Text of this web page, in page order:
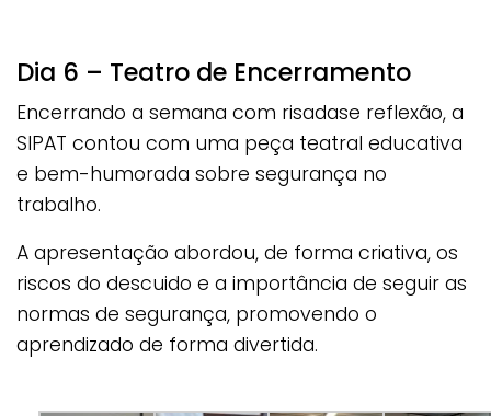
Dia 6 – Teatro de Encerramento
Encerrando a semana com risadase reflexão, a
SIPAT contou com uma peça teatral educativa
e bem-humorada sobre segurança no
trabalho.
A apresentação abordou, de forma criativa, os
riscos do descuido e a importância de seguir as
normas de segurança, promovendo o
aprendizado de forma divertida.